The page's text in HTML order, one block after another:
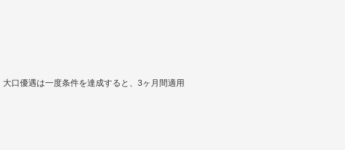
口優遇は一度条件を達成すると、3ヶ月間適用